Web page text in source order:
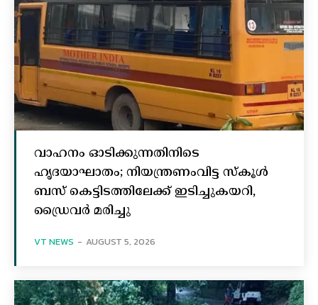
വാഹനം ഓടിക്കുന്നതിനിടെ
ഹൃദയാഘാതം; നിയന്ത്രണംവിട്ട സ്കൂൾ
ബസ് കെട്ടിടത്തിലേക്ക് ഇടിച്ചുകയറി,
ഡ്രൈവർ മരിച്ചു
VT NEWS - AUGUST 5, 2026